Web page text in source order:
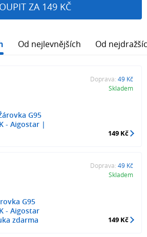
ZA 149 KČ
Od nejlevnějších Od
G95
- Aigostar |
Doprava: 49 Kč
Skladem
149 Kč
G95
- Aigostar
zdarma
Doprava: 49 Kč
Skladem
149 Kč